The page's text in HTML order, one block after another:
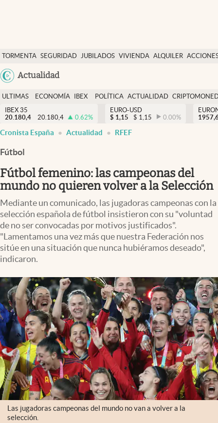
TORMENTA SEGURIDAD JUBILADOS VIVIENDA ALQUILER
USA
Actualidad
Economía y finanzas
Política
Actualidad
Criptomonedas
España
ULTIMAS
NOTICIAS
ECONOMÍA
FINANZAS
IBEX
EURO
POLÍTICA ACTUALIDAD
IBEX 35
20.180,4
20.180,4 0.62%
EURO-USD
$ 1,15 $ 1,15 0.00%
Cronista España Actualidad RFEF
Fútbol
Fútbol femenino: las campeonas del
mundo no quieren volver a la Selección
Mediante un comunicado, las jugadoras campeonas con la
selección española de fútbol insistieron con su "voluntad
de no ser convocadas por motivos justificados".
"Lamentamos una vez más que nuestra Federación nos
sitúe en una situación que nunca hubiéramos deseado",
indicaron.
Las jugadoras campeonas del mundo no van a volver a la
selección.